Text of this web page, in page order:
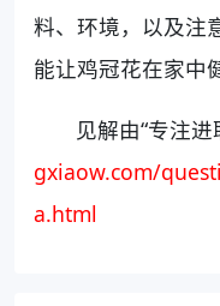
料、环境，以及注
能让鸡冠花在家中
见解由“专注
gxiaow.com/
a.html